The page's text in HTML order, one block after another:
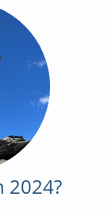
2024?